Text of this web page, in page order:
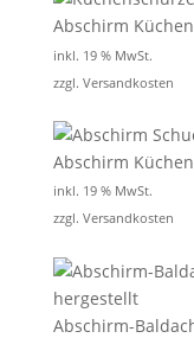
Abschirm
inkl. 19 % MwSt.
zzgl. Versandkosten
Abschirm
inkl. 19 % MwSt.
zzgl. Versandkosten
Abschirm-